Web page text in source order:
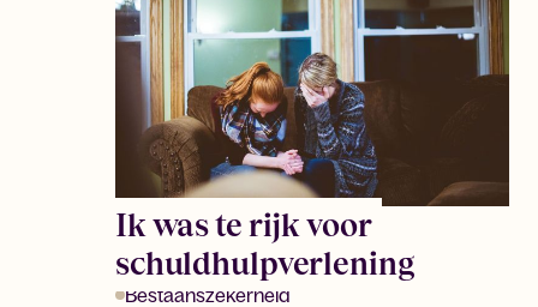
Ik was te rijk voor
schuldhulpverlening
Bestaanszekerheid